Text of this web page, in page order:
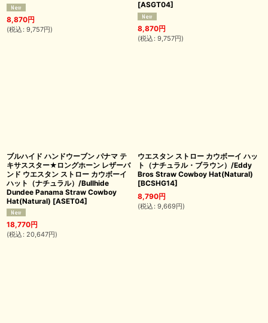
8,870円
(税込 : 9,757円)
[ASGT04]
8,870円
(税込 : 9,757円)
ブルハイド ハンドウーブン パナマ テ
キサススター★ロングホーン レザーバ
ンド ウエスタン ストロー カウボーイ
ハット（ナチュラル）/Bullhide
Dundee Panama Straw Cowboy
Hat(Natural) [ASET04]
18,770円
(税込 : 20,647円)
ウエスタン ストロー カウボーイ ハッ
ト（ナチュラル・ブラウン）/Eddy
Bros Straw Cowboy Hat(Natural)
[BCSHG14]
8,790円
(税込 : 9,669円)